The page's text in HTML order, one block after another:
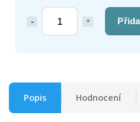
Popis Hodnocení